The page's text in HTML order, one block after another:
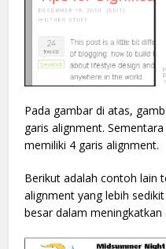
Pada gambar di atas,
garis alignment.
memiliki 4 garis alignment.
Berikut adalah contoh lain
alignment yang lebih
besar dalam meningkatkan